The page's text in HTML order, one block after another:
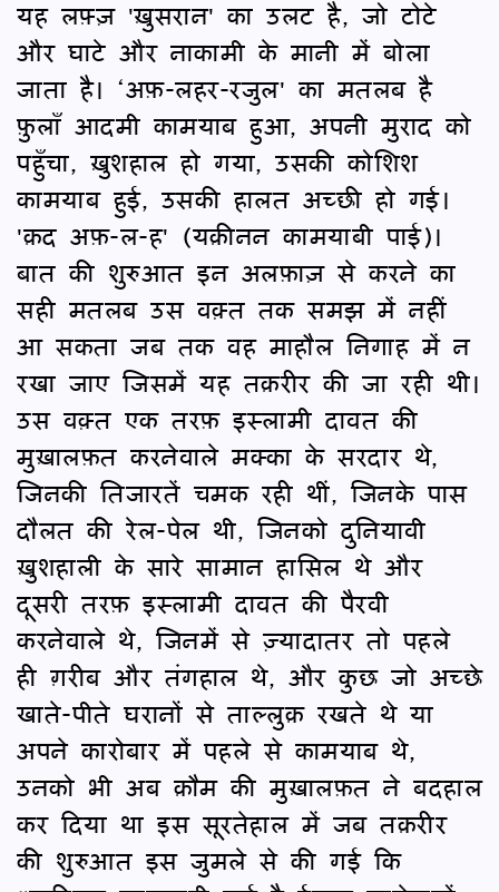
यह लफ़्ज़ 'ख़ुसरान' का उलट है, जो टोटे
और घाटे और नाकामी के मानी में बोला
जाता है। ‘अफ़-लहर-रजुल' का मतलब है
फ़ुलाँ आदमी कामयाब हुआ, अपनी मुराद को
पहुँचा, ख़ुशहाल हो गया, उसकी कोशिश
कामयाब हुई, उसकी हालत अच्छी हो गई।
'क़द अफ़-ल-ह' (यक़ीनन कामयाबी पाई)।
बात की शुरुआत इन अलफ़ाज़ से करने का
सही मतलब उस वक़्त तक समझ में नहीं
आ सकता जब तक वह माहौल निगाह में न
रखा जाए जिसमें यह तक़रीर की जा रही थी।
उस वक़्त एक तरफ़ इस्लामी दावत की
मुख़ालफ़त करनेवाले मक्का के सरदार थे,
जिनकी तिजारतें चमक रही थीं, जिनके पास
दौलत की रेल-पेल थी, जिनको दुनियावी
ख़ुशहाली के सारे सामान हासिल थे और
दूसरी तरफ़ इस्लामी दावत की पैरवी
करनेवाले थे, जिनमें से ज़्यादातर तो पहले
ही ग़रीब और तंगहाल थे, और कुछ जो अच्छे
खाते-पीते घरानों से ताल्लुक़ रखते थे या
अपने कारोबार में पहले से कामयाब थे,
उनको भी अब क़ौम की मुख़ालफ़त ने बदहाल
कर दिया था इस सूरतेहाल में जब तक़रीर
की शुरुआत इस जुमले से की गई कि